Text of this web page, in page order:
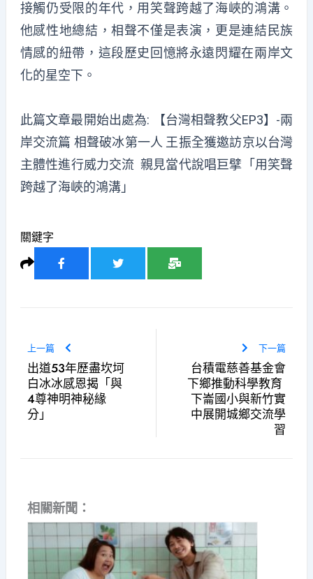
接觸仍受限的年代，用笑聲跨越了海峽的鴻溝。
他感性地總結，相聲不僅是表演，更是連結民族
情感的紐帶，這段歷史回憶將永遠閃耀在兩岸文
化的星空下。
此篇文章最開始出處為:
【台灣相聲教父EP3】-兩
岸交流篇 相聲破冰第一人 王振全獲邀訪京以台灣
主體性進行威力交流 親見當代說唱巨擘「用笑聲
跨越了海峽的鴻溝」
關鍵字
上一篇
出道53年歷盡坎坷
白冰冰感恩揭「與
4尊神明神秘緣
分」
下一篇
台積電慈善基金會
下鄉推動科學教育
下崙國小與新竹實
中展開城鄉交流學
習
相關新聞：